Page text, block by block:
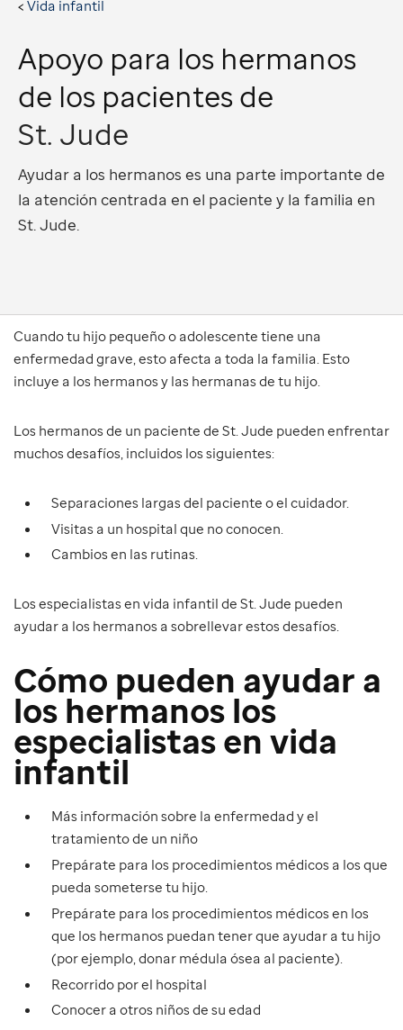
Vida infantil
Apoyo para los hermanos
de los pacientes de
St. Jude
Ayudar a los hermanos es una parte importante de
la atención centrada en el paciente y la familia en
St. Jude.
Cuando tu hijo pequeño o adolescente tiene una
enfermedad grave, esto afecta a toda la familia. Esto
incluye a los hermanos y las hermanas de tu hijo.
Los hermanos de un paciente de St. Jude pueden enfrentar
muchos desafíos, incluidos los siguientes:
Separaciones largas del paciente o el cuidador.
Visitas a un hospital que no conocen.
Cambios en las rutinas.
Los especialistas en vida infantil de St. Jude pueden
ayudar a los hermanos a sobrellevar estos desafíos.
Cómo pueden ayudar a
los hermanos los
especialistas en vida
infantil
Más información sobre la enfermedad y el
tratamiento de un niño
Prepárate para los procedimientos médicos a los que
pueda someterse tu hijo.
Prepárate para los procedimientos médicos en los
que los hermanos puedan tener que ayudar a tu hijo
(por ejemplo, donar médula ósea al paciente).
Recorrido por el hospital
Conocer a otros niños de su edad